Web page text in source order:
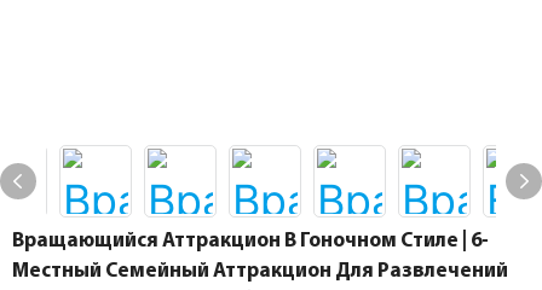
Вращающийся Аттракцион В Гоночном Стиле | 6-
Местный Семейный Аттракцион Для Развлечений